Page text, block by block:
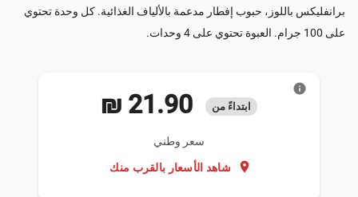
برانفليكس باللوز، حبوب إفطار مدعمة بالألياف الغذائية. كل وحدة تحتوي
على 100 جرام. العبوة تحتوي على 4 وحدات.
ابتداءً من
سعر وطني
location_on شاهد الأسعار بالقرب منك
info